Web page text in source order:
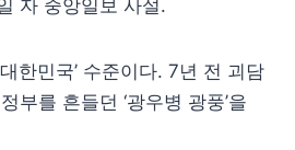
자 중앙일보 사설.
한민국’ 수준이다. 7년 전 괴담
부를 흔들던 ‘광우병 광풍’을